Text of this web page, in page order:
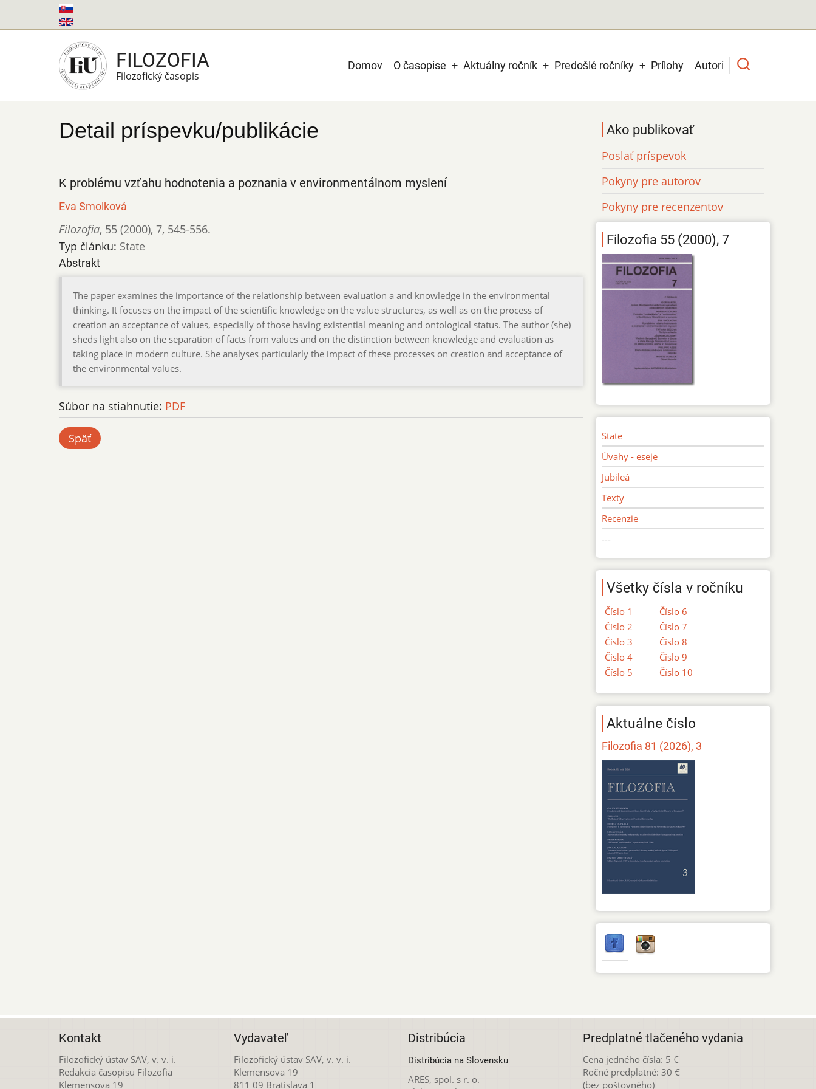
na
FILOZOFIA
Filozofický časopis
Main
Domov O časopise Aktuálny ročník Predošlé ročníky Prílohy Autori
Detail príspevku/publikácie
K problému vzťahu hodnotenia a poznania v environmentálnom myslení
Eva Smolková
Filozofia, 55 (2000), 7, 545-556.
Typ článku: State
Abstrakt
The paper examines the importance of the relationship between evaluation a and knowledge in the environmental
thinking. It focuses on the impact of the scientific knowledge on the value structures, as well as on the process of
creation an acceptance of values, especially of those having existential meaning and ontological status. The author (she)
sheds light also on the separation of facts from values and on the distinction between knowledge and evaluation as
taking place in modern culture. She analyses particularly the impact of these processes on creation and acceptance of
the environmental values.
Súbor na stiahnutie: PDF
Späť
Ako publikovať
Poslať príspevok
Pokyny pre autorov
Pokyny pre recenzentov
Filozofia 55 (2000), 7
State
Úvahy - eseje
Jubileá
Texty
Recenzie
---
Všetky čísla v ročníku
Číslo 1
Číslo 2
Číslo 3
Číslo 4
Číslo 5
Číslo 6
Číslo 7
Číslo 8
Číslo 9
Číslo 10
Aktuálne číslo
Filozofia 81 (2026), 3
Kontakt
Filozofický ústav SAV, v. v. i.
Redakcia časopisu Filozofia
Klemensova 19
Vydavateľ
Filozofický ústav SAV, v. v. i.
Klemensova 19
811 09 Bratislava 1
Distribúcia
Distribúcia na Slovensku
ARES, spol. s r. o.
Predplatné tlačeného vydania
Cena jedného čísla: 5 €
Ročné predplatné: 30 €
(bez poštovného)